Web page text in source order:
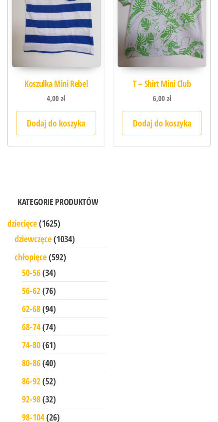
Koszulka Mini Rebel
4,00zł
Dodaj do koszyka
T – Shirt Mini Club
6,00zł
Dodaj do koszyka
KATEGORIE PRODUKTÓW
dziecięce(1625)
dziewczęce(1034)
chłopięce(592)
50-56(34)
56-62(76)
62-68(94)
68-74(74)
74-80(61)
80-86(40)
86-92(52)
92-98(32)
98-104(26)